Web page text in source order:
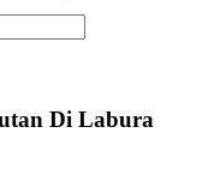
Di Labura